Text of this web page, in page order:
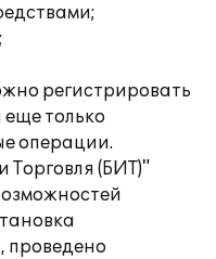
регистрировать
только
операции.
Торговля (БИТ)"
проведено